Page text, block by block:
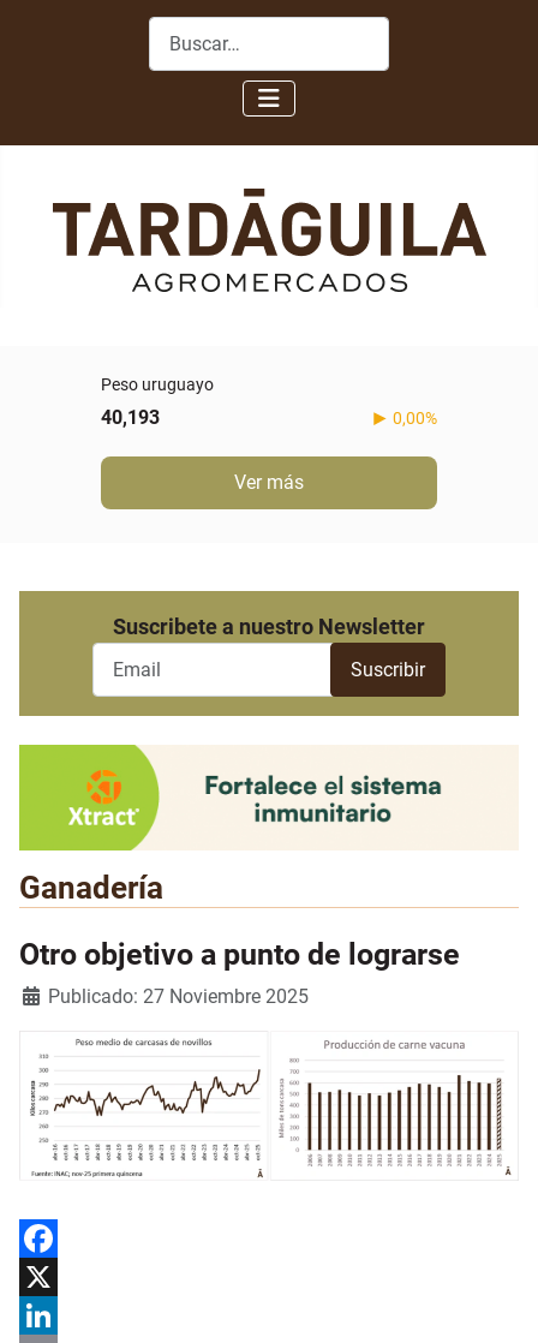
Buscar
Peso uruguayo
40,193 0,00%
Ver más
Suscribete a nuestro Newsletter
Ganadería
Otro objetivo a punto de lograrse
Detalles
Publicado: 27 Noviembre 2025
Facebook
X